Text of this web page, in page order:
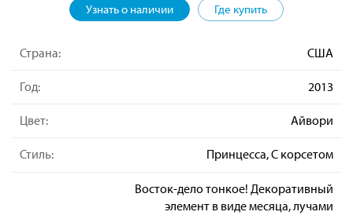
Узнать о наличии Где купить
Страна: США
Год: 2013
Цвет: Айвори
Стиль: Принцесса, С корсетом
Восток-дело тонкое! Декоративный
элемент в виде месяца, лучами